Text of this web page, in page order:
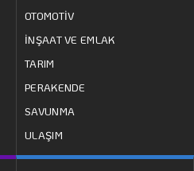
OTOMOTİV
İNŞAAT VE EMLAK
TARIM
PERAKENDE
SAVUNMA
ULAŞIM